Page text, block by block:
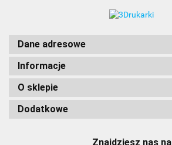
Dane adresowe
Informacje
O sklepie
Dodatkowe
Znajdziesz nas na